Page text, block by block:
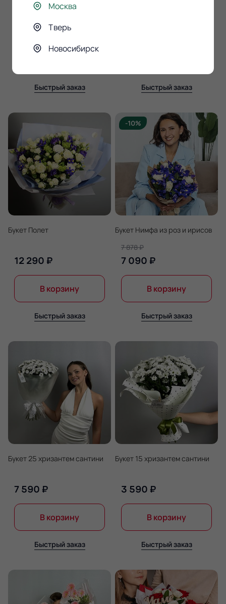
7 190 ₽
Быстрый заказ Быстрый заказ
Букет Полет
12 290 ₽
В корзину
Быстрый заказ
-10%
Букет Нимфа из роз и ирисов
7 090 ₽
7 878 ₽
В корзину
Быстрый заказ
Букет 25 хризантем сантини
7 590 ₽
В корзину
Быстрый заказ
Букет 15 хризантем сантини
3 590 ₽
В корзину
Быстрый заказ
Москва
Тверь
Новосибирск